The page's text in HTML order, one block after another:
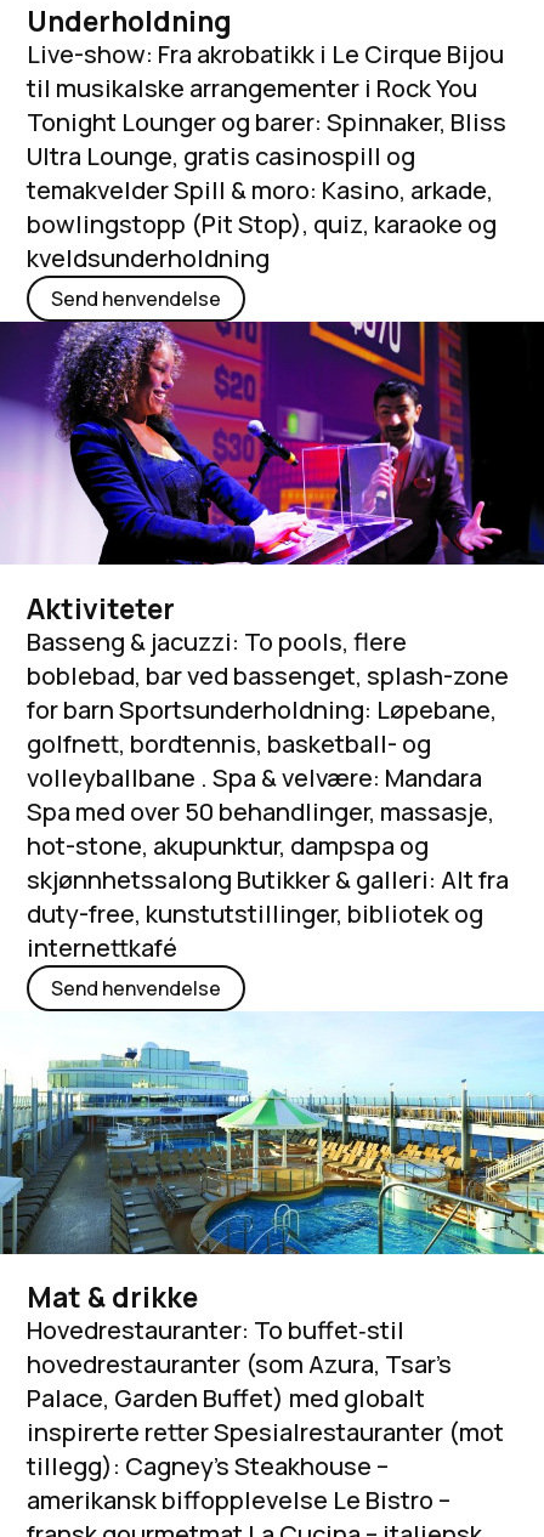
Underholdning
Live-show: Fra akrobatikk i Le Cirque Bijou
til musikalske arrangementer i Rock You
Tonight Lounger og barer: Spinnaker, Bliss
Ultra Lounge, gratis casinospill og
temakvelder Spill & moro: Kasino, arkade,
bowlingstopp (Pit Stop), quiz, karaoke og
kveldsunderholdning
Send henvendelse
Aktiviteter
Basseng & jacuzzi: To pools, flere
boblebad, bar ved bassenget, splash-zone
for barn Sportsunderholdning: Løpebane,
golfnett, bordtennis, basketball- og
volleyballbane . Spa & velvære: Mandara
Spa med over 50 behandlinger, massasje,
hot-stone, akupunktur, dampspa og
skjønnhetssalong Butikker & galleri: Alt fra
duty-free, kunstutstillinger, bibliotek og
internettkafé
Send henvendelse
Mat & drikke
Hovedrestauranter: To buffet‑stil
hovedrestauranter (som Azura, Tsar’s
Palace, Garden Buffet) med globalt
inspirerte retter Spesialrestauranter (mot
tillegg): Cagney’s Steakhouse –
amerikansk biffopplevelse Le Bistro –